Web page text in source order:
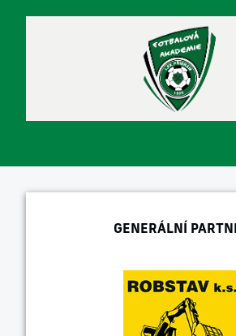
GENERÁLNÍ